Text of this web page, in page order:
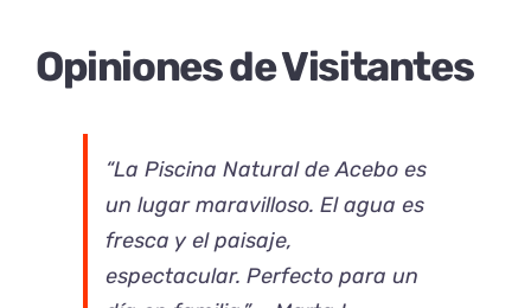
Opiniones de Visitantes
“La Piscina Natural de Acebo es
un lugar maravilloso. El agua es
fresca y el paisaje,
espectacular. Perfecto para un